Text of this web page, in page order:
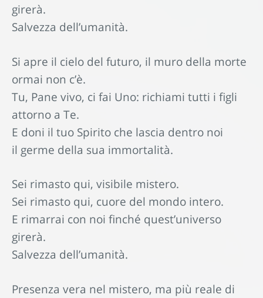
girerà.
Salvezza dell’umanità.
Si apre il cielo del futuro, il muro della morte
ormai non c’è.
Tu, Pane vivo, ci fai Uno: richiami tutti i figli
attorno a Te.
E doni il tuo Spirito che lascia dentro noi
il germe della sua immortalità.
Sei rimasto qui, visibile mistero.
Sei rimasto qui, cuore del mondo intero.
E rimarrai con noi finché quest’universo
girerà.
Salvezza dell’umanità.
Presenza vera nel mistero, ma più reale di